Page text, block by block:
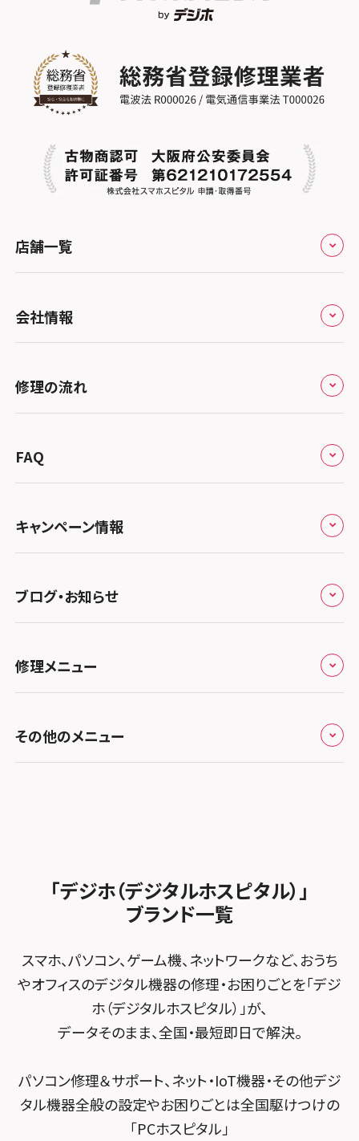
店舗一覧
北海道・東北
スマホスピタル大丸札幌
関東
スマホスピタル宇都宮
スマホスピタル 高崎
スマホスピタル鴻巣
スマホスピタル テルル三芳
スマホスピタル 熊谷
スマホスピタル ゲオデジタルベース川口元郷
スマホスピタル埼玉大宮
スマホスピタル テルル蒲生
スマホスピタル テルル新越谷
スマホスピタル テルル草加花栗
スマホスピタル テルル東川口
スマホスピタル テルル松戸五香
スマホスピタル テルル宮野木
スマホスピタル千葉
スマホスピタル 大森
スマホスピタル練馬
北陸・甲信越
スマホスピタルアル・プラザ小松
スマホスピタル 北陸総合修理センター
スマホスピタル 長野
東海
スマホスピタル岐阜
スマホスピタル 浜松
スマホスピタル静岡パルコ
スマホスピタル 藤枝
スマホスピタル名古屋駅前
スマホスピタル名古屋金山
スマホスピタル 大府
スマホスピタル 西枇杷島
スマホスピタル平和が丘
スマホスピタル春日井勝川
関西
スマホスピタル 大阪梅田
スマホスピタル by デジホ 梅田地下（うめちか）
スマホスピタル京橋
スマホスピタル難波
スマホスピタルイオンタウン茨木太田
スマホスピタル住道オペラパーク
スマホスピタル東大阪ロンモール布施
スマホスピタル堺
スマホスピタル 堺出張所
スマホスピタル京都河原町
スマホスピタル宇治槙島
スマホスピタル烏丸
中国・四国
スマホスピタル岡山駅前
スマホスピタル西条
スマホスピタル by デジホ マークイズ福岡もも
ち
スマホスピタル福岡天神
スマホスピタル熊本下通
スマホスピタル GODOモバイル大分府内町
会社情報
会社概要
総務省登録業者
特定商取引法に関する表記
プライバシーポリシー
郵送修理依頼
修理の流れ
郵送修理の流れ
FAQ
キャンペーン情報
キャンペーン一覧
ブログ・お知らせ
お知らせ
修理メニュー
iPhone修理メニュー
MacBook修理メニュー
その他のメニュー
FCNTスマートフォン修理
「デジホ（デジタルホスピタル）」
ブランド一覧
スマホ、パソコン、ゲーム機、ネットワークなど、おうち
やオフィスのデジタル機器の修理・お困りごとを「デジ
ホ（デジタルホスピタル）」が、
データそのまま、全国・最短即日で解決。
パソコン修理＆サポート、ネット・IoT機器・その他デジ
タル機器全般の設定やお困りごとは全国駆けつけの
「PCホスピタル」